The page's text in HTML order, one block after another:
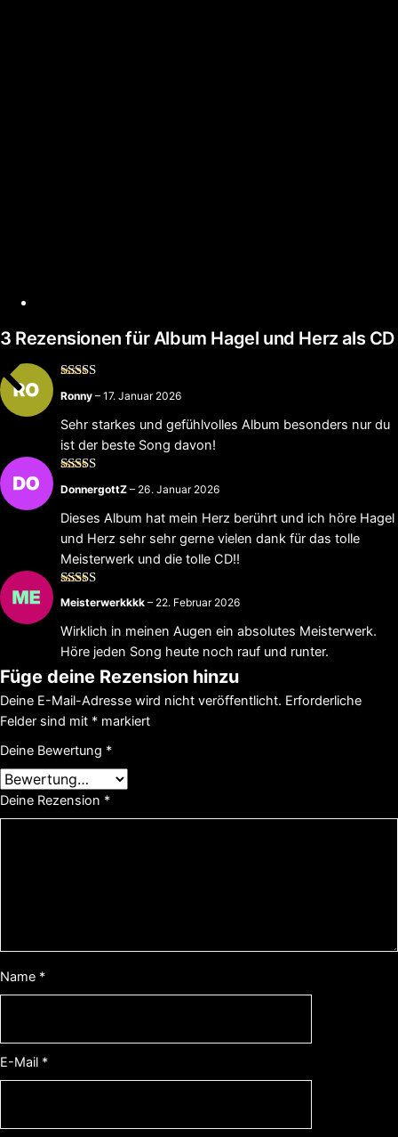
3 Rezensionen fürAlbum Hagel und Herz als CD
Bewertet
mit5von 5
Ronny – 17. Januar 2026
Sehr starkes und gefühlvolles Album besonders nur du
ist der beste Song davon!
Bewertet
mit5von 5
DonnergottZ – 26. Januar 2026
Dieses Album hat mein Herz berührt und ich höre Hagel
und Herz sehr sehr gerne vielen dank für das tolle
Meisterwerk und die tolle CD!!
Bewertet
mit5von 5
Meisterwerkkkk – 22. Februar 2026
Wirklich in meinen Augen ein absolutes Meisterwerk.
Höre jeden Song heute noch rauf und runter.
Füge deine Rezension hinzu
Deine E-Mail-Adresse wird nicht veröffentlicht. Erforderliche
Felder sind mit * markiert
Deine Bewertung *
Deine Rezension *
Name *
E-Mail *